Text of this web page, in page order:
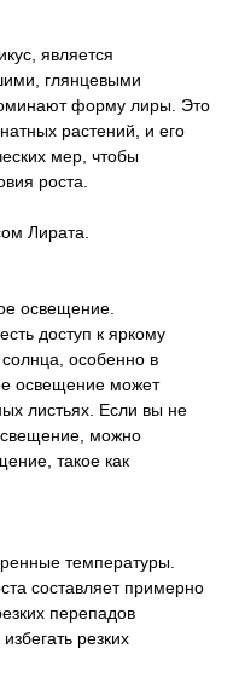
является
глянцевыми
форму лиры. Это
растений, и его
мер, чтобы
роста.
Лирата.
освещение.
доступ к яркому
особенно в
освещение может
листьях. Если вы не
можно
такое как
температуры.
составляет примерно
перепадов
резких